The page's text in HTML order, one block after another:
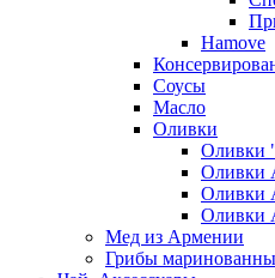
Hamove
Соусы
Масло
Оливки
Оливки
Оливки
Оливки
Оливки
Мед из Армении
Грибы